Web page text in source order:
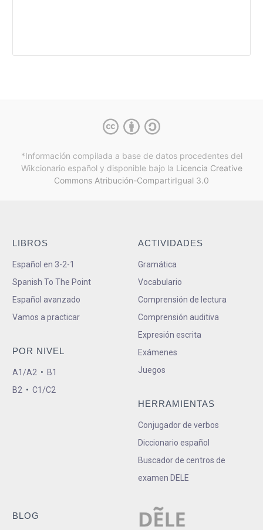
*Información compilada a base de datos procedentes del
Wikcionario español y disponible bajo la Licencia Creative
Commons Atribución-CompartirIgual 3.0
LIBROS
Español en 3-2-1
Spanish To The Point
Español avanzado
Vamos a practicar
POR NIVEL
A1/A2 • B1
B2 • C1/C2
ACTIVIDADES
Gramática
Vocabulario
Comprensión de lectura
Comprensión auditiva
Expresión escrita
Exámenes
Juegos
HERRAMIENTAS
Conjugador de verbos
Diccionario español
Buscador de centros de
examen DELE
BLOG